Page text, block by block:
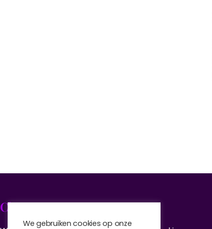
Cheese Expo
We gebruiken cookies op onze